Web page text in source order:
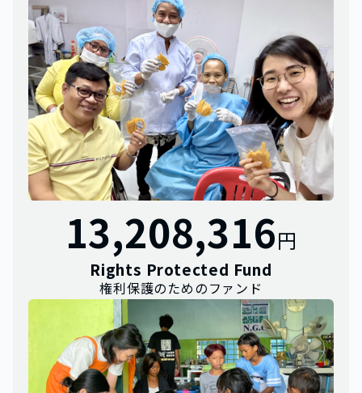
13,208,316円
Rights Protected Fund
権利保護のためのファンド